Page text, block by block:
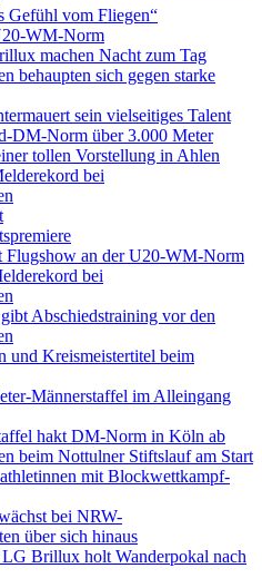
Gefühl vom Fliegen“
WM-Norm
machen Nacht zum Tag
behaupten sich gegen starke
sein vielseitiges Talent
DM-Norm über 3.000 Meter
tollen Vorstellung in Ahlen
bei
Flugshow an der U20-WM-Norm
bei
Abschiedstraining vor den
und Kreismeistertitel beim
Männerstaffel im Alleingang
hakt DM-Norm in Köln ab
beim Nottulner Stiftslauf am Start
mit Blockwettkampf-
bei NRW-
über sich hinaus
LG Brillux holt Wanderpokal nach